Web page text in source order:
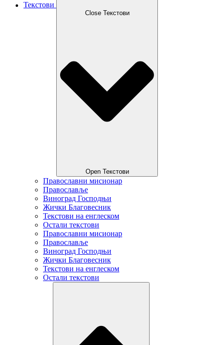
Текстови
Close Текстови
Open Текстови
Православни мисионар
Православље
Виноград Господњи
Жички Благовесник
Текстови на енглеском
Остали текстови
Православни мисионар
Православље
Виноград Господњи
Жички Благовесник
Текстови на енглеском
Остали текстови